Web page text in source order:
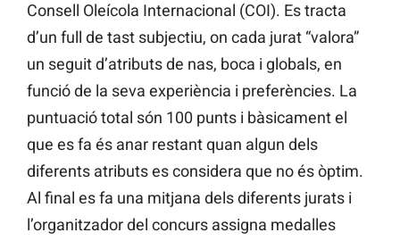
Consell Oleícola Internacional (COI). Es tracta
d’un full de tast subjectiu, on cada jurat “valora”
un seguit d’atributs de nas, boca i globals, en
funció de la seva experiència i preferències. La
puntuació total són 100 punts i bàsicament el
que es fa és anar restant quan algun dels
diferents atributs es considera que no és òptim.
Al final es fa una mitjana dels diferents jurats i
l’organitzador del concurs assigna medalles